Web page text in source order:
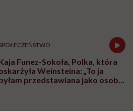
Funez-Sokoła, Polka, która
Weinsteina: „To ja
przedstawiana jako osoba,